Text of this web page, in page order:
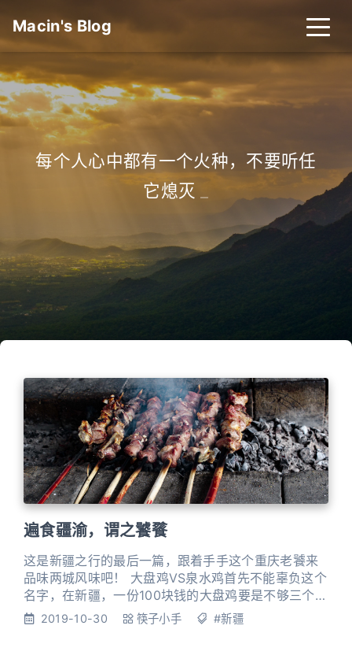
Macin's Blog
每个人心中都有一个火种，不要听任
它熄灭
遍食疆渝，谓之饕餮
这是新疆之行的最后一篇，跟着手手这个重庆老饕来
品味两城风味吧！ 大盘鸡VS泉水鸡首先不能辜负这个
名字，在新疆，一份100块钱的大盘鸡要是不够三个人
吃，那你这分量就不太行。以至于在新疆旅行期间，
我们都是两个人要一份面/饭，毕竟西北人民太豪放，
2019-10-30 筷子小手 #新疆